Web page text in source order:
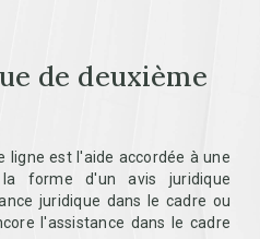
de deuxième
ligne est l'aide accordée à une
la forme d'un avis juridique
juridique dans le cadre ou
l'assistance dans le cadre